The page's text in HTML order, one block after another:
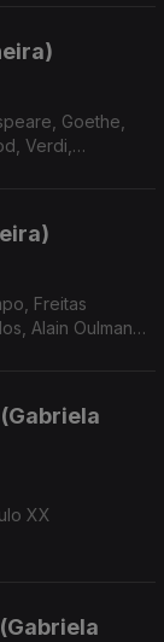
Goethe,
Verdi,
Freitas
XX